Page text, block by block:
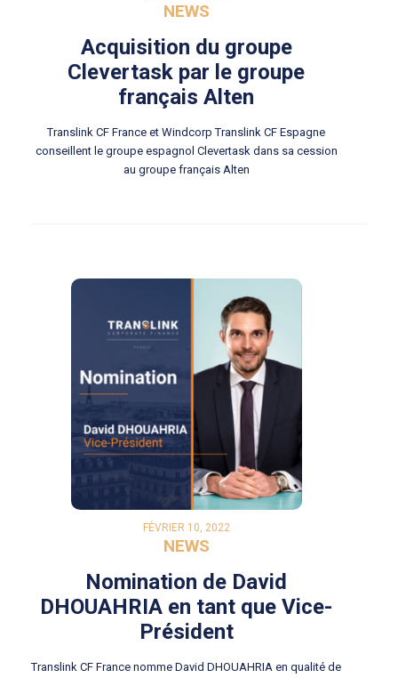
NEWS
Acquisition du groupe
Clevertask par le groupe
français Alten
Translink CF France et Windcorp Translink CF Espagne
conseillent le groupe espagnol Clevertask dans sa cession
au groupe français Alten
FÉVRIER 10, 2022
NEWS
Nomination de David
DHOUAHRIA en tant que Vice-
Président
Translink CF France nomme David DHOUAHRIA en qualité de